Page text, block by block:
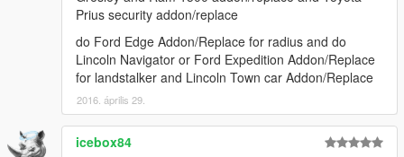
Prius security addon/replace
do Ford Edge Addon/Replace for radius and do
Lincoln Navigator or Ford Expedition Addon/Replace
for landstalker and Lincoln Town car Addon/Replace
2016. április 29.
icebox84